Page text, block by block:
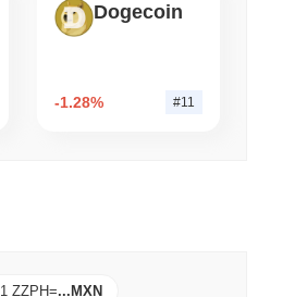
Dogecoin
-1.28% #11
1 ZZPH=...MXN